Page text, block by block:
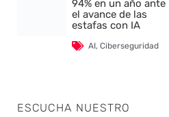
94% en un año ante
el avance de las
estafas con IA
AI,Ciberseguridad
ESCUCHA NUESTRO